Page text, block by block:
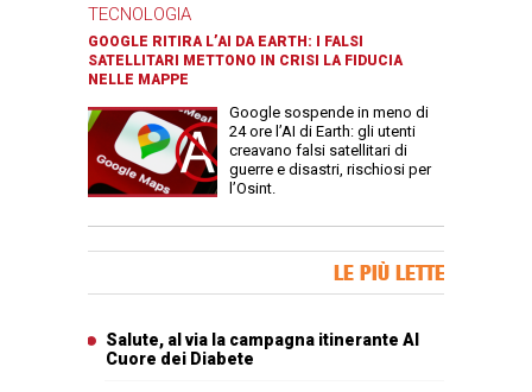
TECNOLOGIA
GOOGLE RITIRA L’AI DA EARTH: I FALSI
SATELLITARI METTONO IN CRISI LA FIDUCIA
NELLE MAPPE
Google sospende in meno di
24 ore l’AI di Earth: gli utenti
creavano falsi satellitari di
guerre e disastri, rischiosi per
l’Osint.
LE PIÙ LETTE
Salute, al via la campagna itinerante Al
Cuore dei Diabete